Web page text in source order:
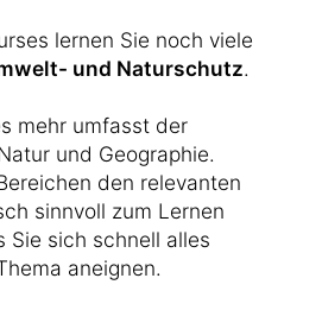
lernen Sie noch viele
und Naturschutz.
mehr umfasst der
und Geographie.
den relevanten
sinnvoll zum Lernen
Sie sich schnell alles
aneignen.